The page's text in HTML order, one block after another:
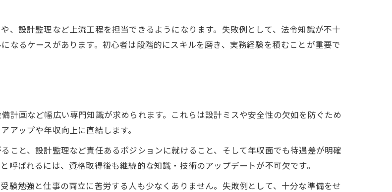
、設計監理など上流工程を担当できるようになります。失敗例として、法令知識が不十
なるケースがあります。初心者は段階的にスキルを磨き、実務経験を積むことが重要で
計画など幅広い専門知識が求められます。これらは設計ミスや安全性の欠如を防ぐため
アップや年収向上に直結します。
こと、設計監理など責任あるポジションに就けること、そして年収面でも待遇差が明確
ばれるには、資格取得後も継続的な知識・技術のアップデートが不可欠です。
験勉強と仕事の両立に苦労する人も少なくありません。失敗例として、十分な準備をせ